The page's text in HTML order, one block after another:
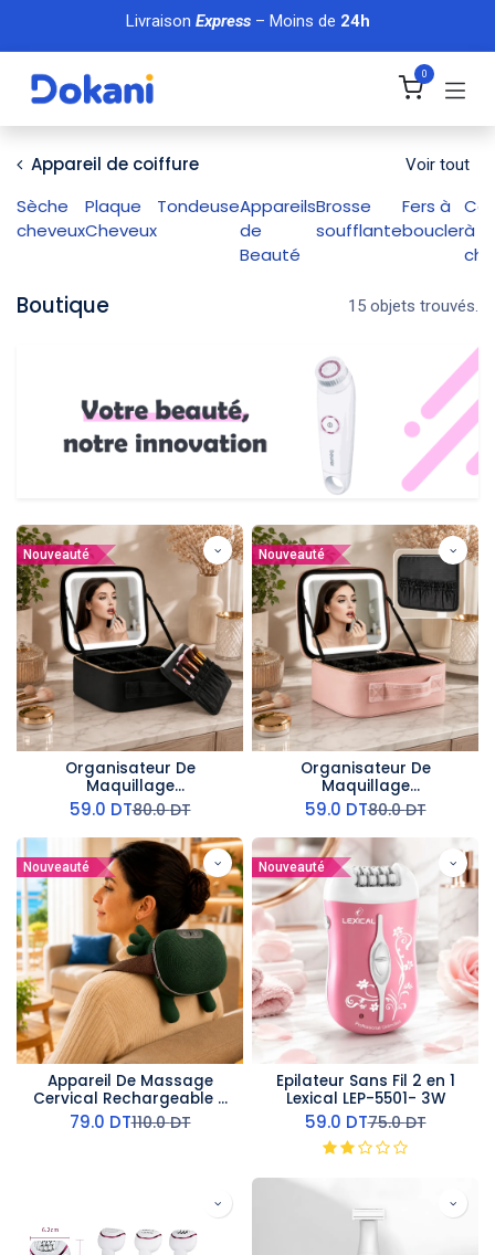
Se rendre au contenu
Livraison Express– Moins de 24h
0
Appareil de coiffure Voir tout
Sèche
cheveux
Plaque
Cheveux
TondeuseAppareils
de
Beauté
Brosse
soufflante
Fers à
bouclerà
Boutique 15 objets trouvés.
Nouveauté
Organisateur De
Maquillage
Multifonctionnel Avec
Miroir LED - Noir
59.0 DT80.0DT
Nouveauté
Organisateur De
Maquillage
Multifonctionnel Avec
Miroir LED- Rose
59.0 DT80.0DT
Nouveauté
Appareil De Massage
Cervical Rechargeable -
10 W Vert
79.0 DT110.0DT
Nouveauté
Epilateur Sans Fil 2 en 1
Lexical LEP-5501- 3W
59.0 DT75.0DT